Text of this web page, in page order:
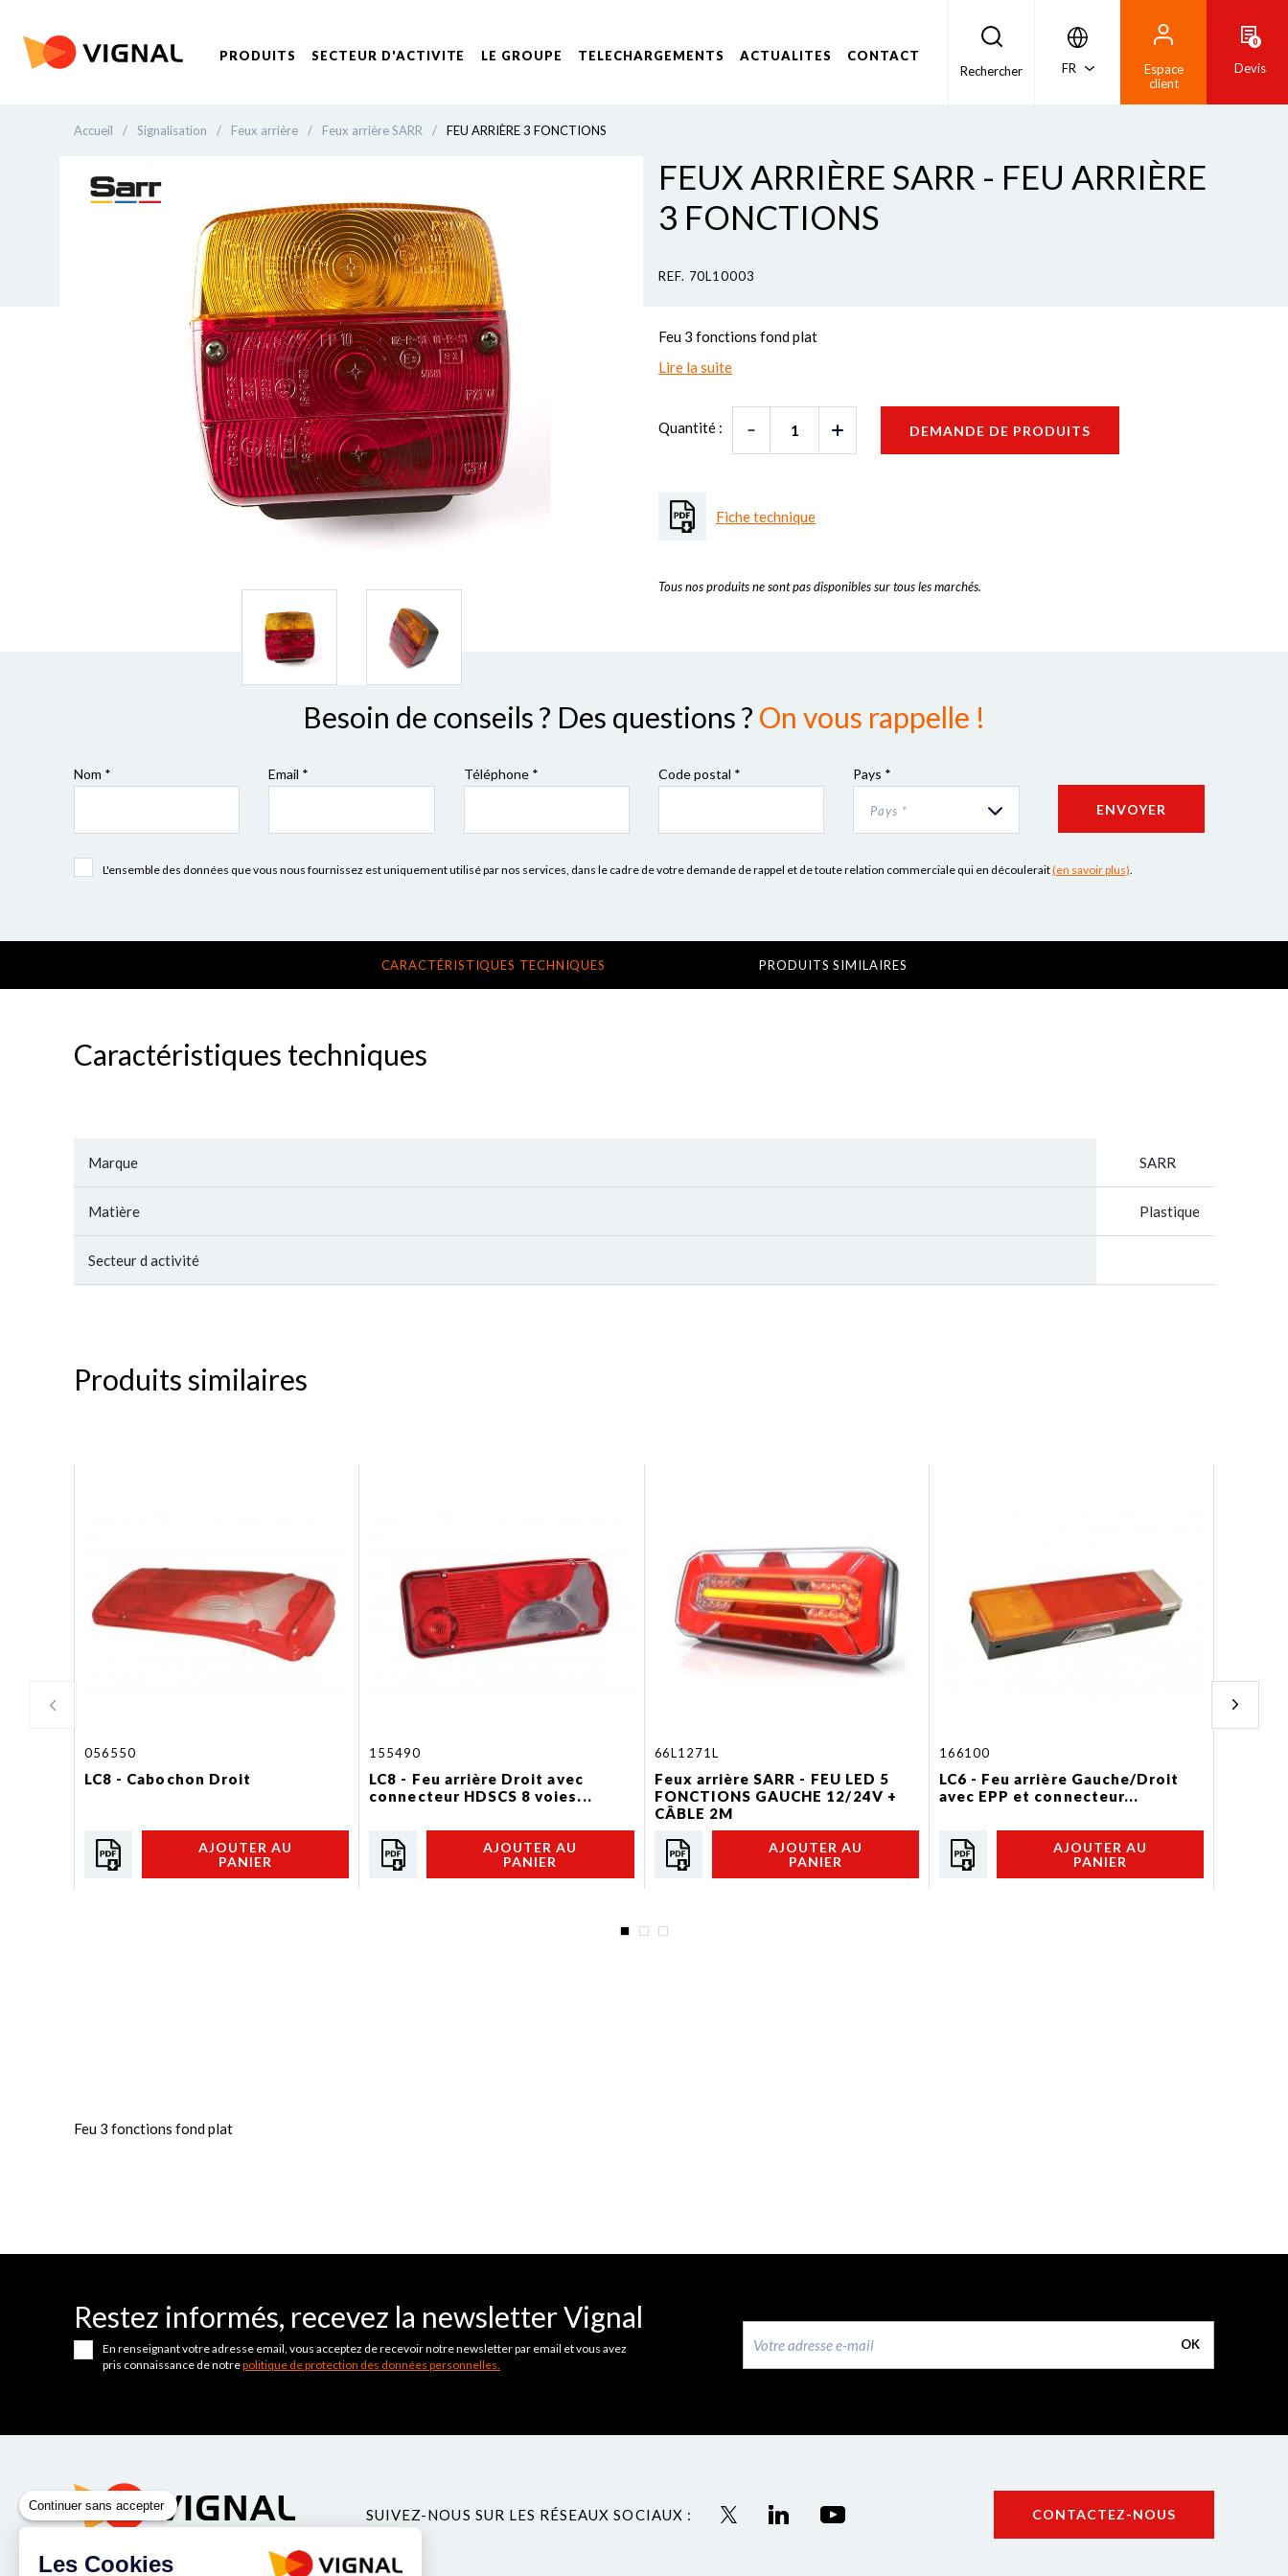
PRODUITS SECTEUR D'ACTIVITE LE GROUPE TELECHARGEMENTS ACTUALITES
CONTACT
Rechercher
FR
Espace
client
0
Devis
Accueil / Signalisation / Feux arrière / Feux arrière SARR / FEU ARRIÈRE 3 FONCTIONS
FEUX ARRIÈRE SARR - FEU ARRIÈRE
3 FONCTIONS
REF. 70L10003
Feu 3 fonctions fond plat
Lire la suite
Quantité : DEMANDE DE PRODUITS
Fiche technique
Tous nos produits ne sont pas disponibles sur tous les marchés.
Besoin de conseils ? Des questions ? On vous rappelle !
Nom * Email * Téléphone * Code postal * Pays *
Pays * ENVOYER
L'ensemble des données que vous nous fournissez est uniquement utilisé par nos services, dans le cadre de votre demande de rappel et de toute relation commerciale qui en découlerait(en savoir plus).
CARACTÉRISTIQUES TECHNIQUES PRODUITS SIMILAIRES
Caractéristiques techniques
Marque SARR
Matière Plastique
Secteur d activité
Produits similaires
056550
LC8 - Cabochon Droit
AJOUTER AU
PANIER
155490
LC8 - Feu arrière Droit avec
connecteur HDSCS 8 voies...
AJOUTER AU
PANIER
66L1271L
Feux arrière SARR - FEU LED 5
FONCTIONS GAUCHE 12/24V +
CÂBLE 2M
AJOUTER AU
PANIER
166100
LC6 - Feu arrière Gauche/Droit
avec EPP et connecteur...
AJOUTER AU
PANIER
Feu 3 fonctions fond plat
Restez informés, recevez la newsletter Vignal
OK
En renseignant votre adresse email, vous acceptez de recevoir notre newsletter par email et vous avez
pris connaissance de notrepolitique de protection des données personnelles.
SUIVEZ-NOUS SUR LES RÉSEAUX SOCIAUX : CONTACTEZ-NOUS
Continuer sans accepter
Les Cookies